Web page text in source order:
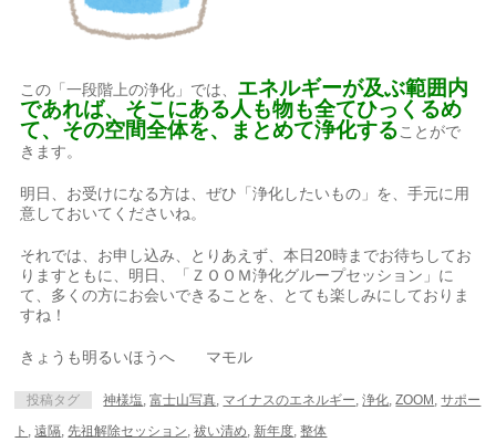
この「一段階上の浄化」では、 エネルギーが及ぶ範囲内
であれば、そこにある人も物も全てひっくるめ
て、その空間全体を、まとめて浄化することがで
きます。
明日、お受けになる方は、ぜひ「浄化したいもの」を、手元に用
意しておいてくださいね。
それでは、お申し込み、とりあえず、本日20時までお待ちしてお
りますともに、明日、「ＺＯＯＭ浄化グループセッション」に
て、多くの方にお会いできることを、とても楽しみにしておりま
すね！
きょうも明るいほうへ マモル
投稿タグ 神様塩,富士山写真, マイナスのエネルギー,浄化,ZOOM ,サポー
ト ,遠隔, 先祖解除セッション,祓い清め, 新年度,整体